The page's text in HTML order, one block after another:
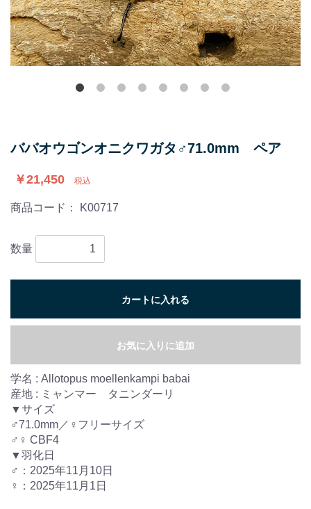
ババオウゴンオニクワガタ♂71.0mm ペア
￥21,450 税込
商品コード： K00717
数量
カートに入れる
お気に入りに追加
学名 : Allotopus moellenkampi babai
産地 : ミャンマー タニンダーリ
▼サイズ
♂71.0mm／♀フリーサイズ
♂♀ CBF4
▼羽化日
♂：2025年11月10日
♀：2025年11月1日